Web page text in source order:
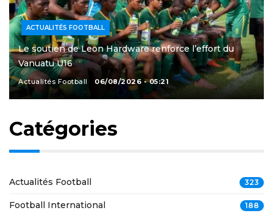
ACTUALITÉS FOOTBALL
Le soutien de Leon Hardware renforce l’effort du
Vanuatu U16
Actualités Football 06/08/2026 - 05:21
Catégories
Actualités Football 323
Football International 188